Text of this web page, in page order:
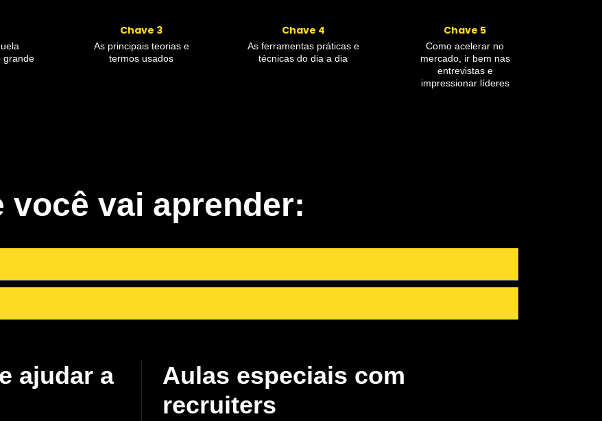
grande
Chave 3
As principais teorias e
termos usados
Chave 4
As ferramentas práticas e
técnicas do dia a dia
Chave 5
Como acelerar no
mercado, ir bem nas
entrevistas e
impressionar líderes
você vai aprender:
ajudar a
Aulas especiais com
recruiters